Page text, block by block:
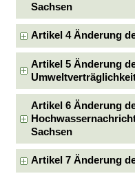
Sachsen
Artikel 4 Änderung
Artikel 5 Änderung
Artikel 6 Änderung
Sachsen
Artikel 7 Änderung